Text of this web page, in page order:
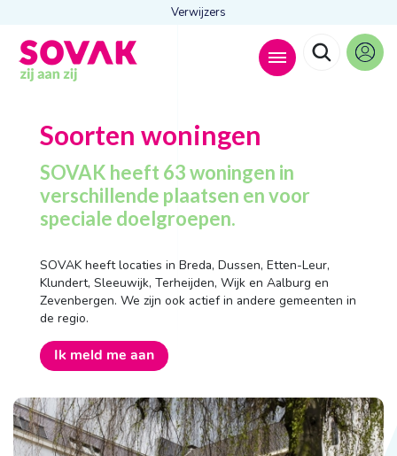
Verwijzers
Anderen zochten ook
Wonen
Dagbesteding
Behandelingen
Contact
Soorten woningen
SOVAK heeft 63 woningen in
verschillende plaatsen en voor
speciale doelgroepen.
SOVAK heeft locaties in Breda, Dussen, Etten-Leur,
Klundert, Sleeuwijk, Terheijden, Wijk en Aalburg en
Zevenbergen. We zijn ook actief in andere gemeenten in
de regio.
Ik meld me aan